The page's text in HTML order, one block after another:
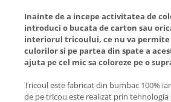
Inainte de a incepe activitatea de
introduci o bucata de carton sau
interiorul tricoului, ce nu va
culorilor si pe partea din spate a
ajuta pe cel mic sa coloreze pe o
Tricoul este fabricat din bumbac 100%
de pe tricou este realizat prin